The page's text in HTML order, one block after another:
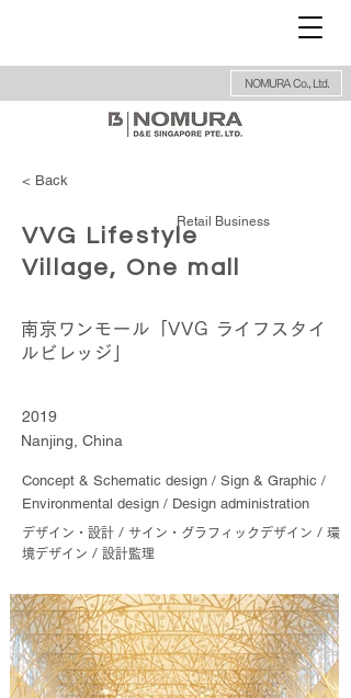
NOMURA Co., Ltd.
< Back
VVG Lifestyle
Village, One mall
Retail Business
南京ワンモール「VVG ライフスタイ
ルビレッジ」
2019
Nanjing, China
Concept & Schematic design / Sign & Graphic /
Environmental design / Design administration
デザイン・設計 / サイン・グラフィックデザイン / 環
境デザイン / 設計監理
-